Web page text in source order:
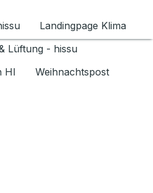
Landingpage Klima
Lüftung - hissu
HI
Weihnachtspost